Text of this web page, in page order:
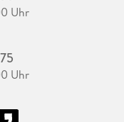
Uhr
Uhr